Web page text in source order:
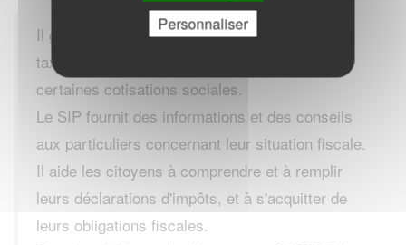
Il gère également les impôts locaux, comme la
taxe d'habitation et la taxe foncière, ainsi que
certaines cotisations sociales.
Le SIP fournit des informations et des conseils
aux particuliers concernant leur situation fiscale.
Il aide les citoyens à comprendre et à remplir
leurs déclarations d'impôts, et à s'acquitter de
leurs obligations fiscales.
Personnaliser